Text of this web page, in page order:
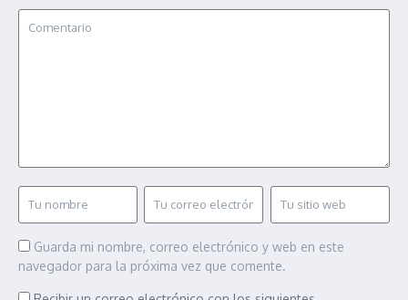
Guarda mi nombre, correo electrónico y web en este
navegador para la próxima vez que comente.